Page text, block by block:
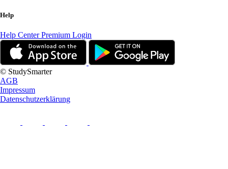
Help
Help CenterPremium Login
© StudySmarter
AGB
Impressum
Datenschutzerklärung